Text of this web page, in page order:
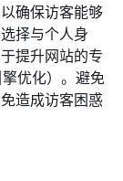
确保访客能够
择与个人身
提升网站的专
优化）。避免
造成访客困惑